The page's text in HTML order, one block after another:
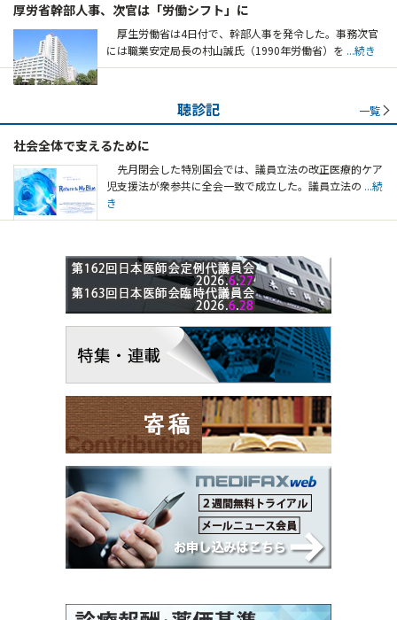
厚労省幹部人事、次官は「労働シフト」に
厚生労働省は4日付で、幹部人事を発令した。事務次官
には職業安定局長の村山誠氏（1990年労働省）を ...続き
聴診記 一覧
社会全体で支えるために
先月閉会した特別国会では、議員立法の改正医療的ケア
児支援法が衆参共に全会一致で成立した。議員立法の ...続
き